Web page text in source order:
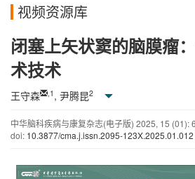
视频资源库
闭塞上矢状窦的脑膜瘤
术技术
王守森 1 , 尹腾昆2
中华脑科疾病与康复杂志(电子版) 2025, 15 (01):
doi: 10.3877/cma.j.issn.2095-123X.2025.01.012